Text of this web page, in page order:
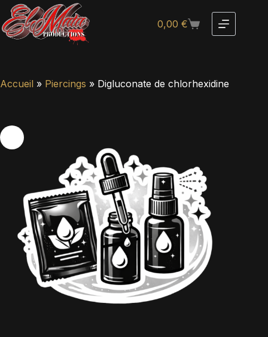
0,00€
Accueil » Piercings » Digluconate de chlorhexidine